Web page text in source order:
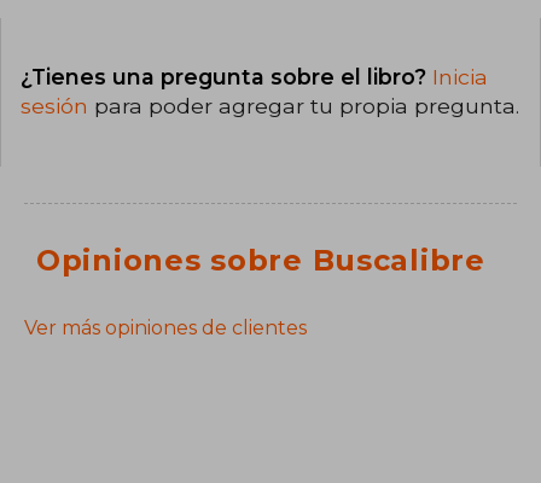
¿Tienes una pregunta sobre el libro? Inicia
sesión para poder agregar tu propia pregunta.
Opiniones sobre Buscalibre
Ver más opiniones de clientes